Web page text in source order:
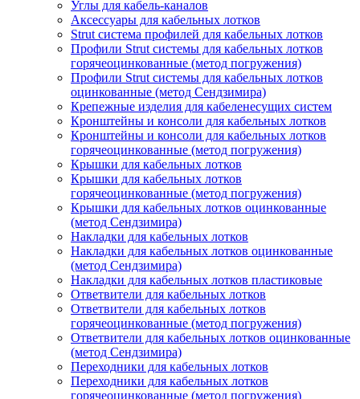
Углы для кабель-каналов
Аксессуары для кабельных лотков
Strut система профилей для кабельных лотков
Профили Strut системы для кабельных лотков
горячеоцинкованные (метод погружения)
Профили Strut системы для кабельных лотков
оцинкованные (метод Сендзимира)
Крепежные изделия для кабеленесущих систем
Кронштейны и консоли для кабельных лотков
Кронштейны и консоли для кабельных лотков
горячеоцинкованные (метод погружения)
Крышки для кабельных лотков
Крышки для кабельных лотков
горячеоцинкованные (метод погружения)
Крышки для кабельных лотков оцинкованные
(метод Сендзимира)
Накладки для кабельных лотков
Накладки для кабельных лотков оцинкованные
(метод Сендзимира)
Накладки для кабельных лотков пластиковые
Ответвители для кабельных лотков
Ответвители для кабельных лотков
горячеоцинкованные (метод погружения)
Ответвители для кабельных лотков оцинкованные
(метод Сендзимира)
Переходники для кабельных лотков
Переходники для кабельных лотков
горячеоцинкованные (метод погружения)